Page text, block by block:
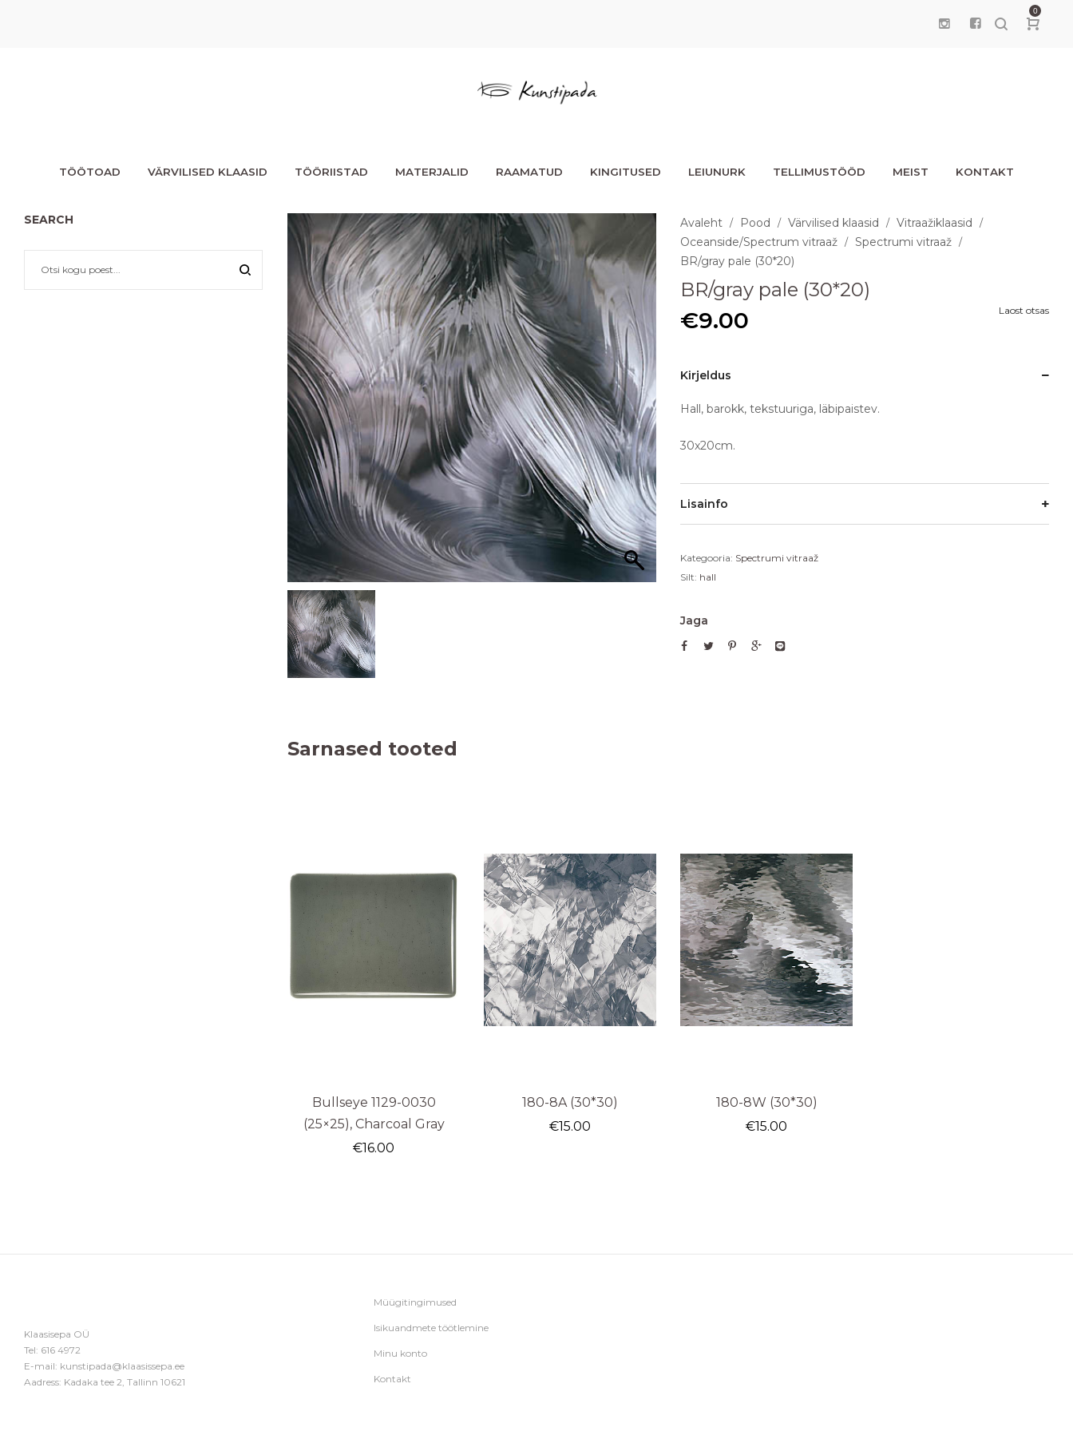
0
TÖÖTOAD VÄRVILISED KLAASID TÖÖRIISTAD MATERJALID RAAMATUD KINGITUSED LEIUNURK TELLIMUSTÖÖD MEIST KONTAKT
Avaleht / Pood / Värvilised klaasid / Vitraažiklaasid /
Oceanside/Spectrum vitraaž / Spectrumi vitraaž /
BR/gray pale (30*20)
BR/gray pale (30*20)
Laost otsas
€9.00
Kirjeldus
Hall, barokk, tekstuuriga, läbipaistev.
30x20cm.
Lisainfo
Kategooria: Spectrumi vitraaž
Silt: hall
Jaga
Sarnased tooted
Bullseye 1129-0030
(25×25), Charcoal Gray
€16.00
180-8A (30*30)
€15.00
180-8W (30*30)
€15.00
SEARCH
Klaasisepa OÜ
Tel: 616 4972
E-mail: kunstipada@klaasissepa.ee
Aadress: Kadaka tee 2, Tallinn 10621
Müügitingimused
Isikuandmete töötlemine
Minu konto
Kontakt